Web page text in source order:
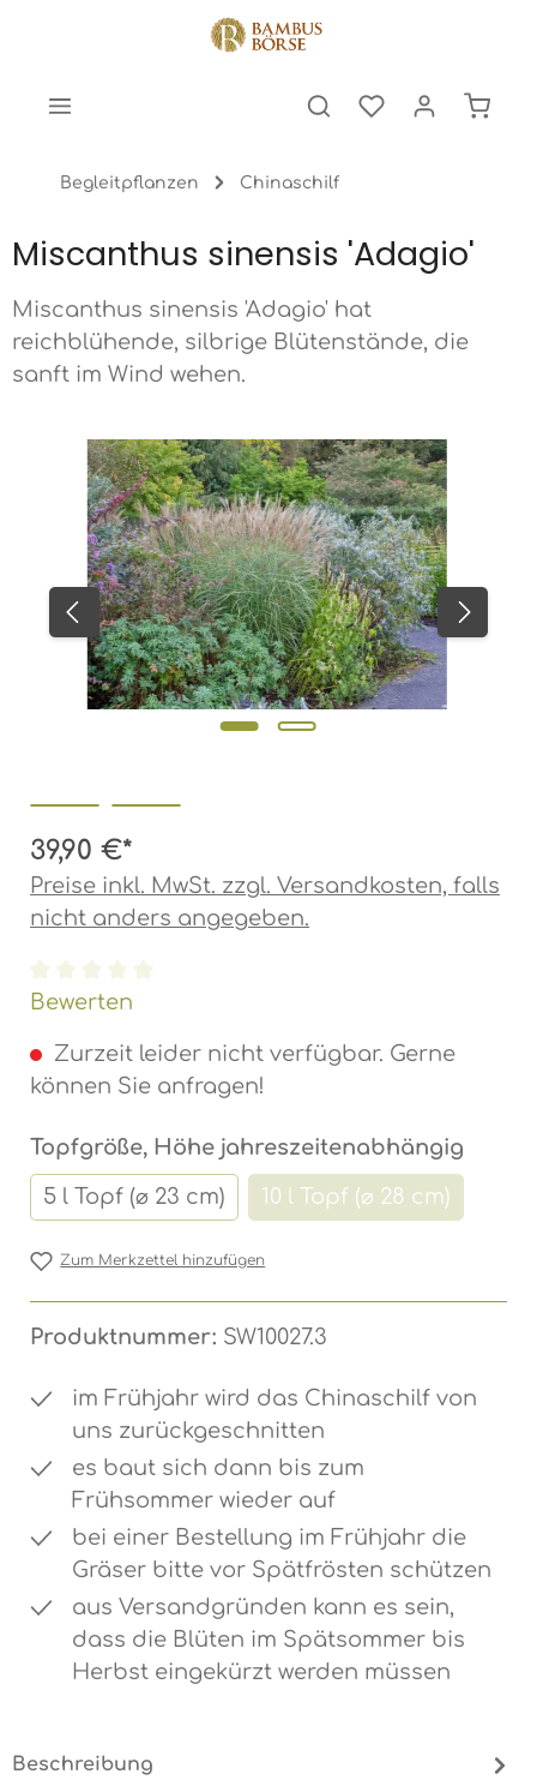
Begleitpflanzen Chinaschilf
Miscanthus sinensis 'Adagio'
Miscanthus sinensis 'Adagio' hat
reichblühende, silbrige Blütenstände, die
sanft im Wind wehen.
Bildergalerie überspringen
39,90 €*
Preise inkl. MwSt. zzgl. Versandkosten, falls
nicht anders angegeben.
Durchschnittliche Bewertung von 0 von 5
Bewerten
Zurzeit leider nicht verfügbar. Gerne
können Sie anfragen!
Topfgröße, Höhe jahreszeitenabhängig
5 l Topf (⌀ 23 cm) 10 l Topf (⌀ 28 cm)
(Diese Option ist
Zum Merkzettel hinzufügen
Produktnummer: SW10027.3
im Frühjahr wird das Chinaschilf von
uns zurückgeschnitten
es baut sich dann bis zum
Frühsommer wieder auf
bei einer Bestellung im Frühjahr die
Gräser bitte vor Spätfrösten schützen
aus Versandgründen kann es sein,
dass die Blüten im Spätsommer bis
Herbst eingekürzt werden müssen
Beschreibung